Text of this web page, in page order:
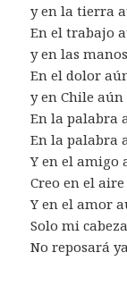
y en la tierra
En el trabajo
y en las
En el dolor
y en Chile
En la palabra
En la palabra
Y en el amigo
Creo en el
Y en el amor
Solo mi
No reposará